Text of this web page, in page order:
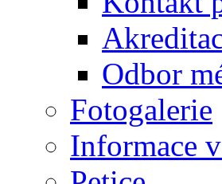
Odbor
Fotogalerie
Informace